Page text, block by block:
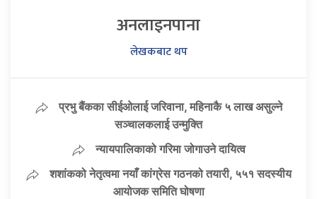
अनलाइनपाना
लेखकबाट थप
प्रभु बैंकका सीईओलाई जरिवाना, महिनाकै ५ लाख असुल्ने
सञ्चालकलाई उन्मुक्ति
न्यायपालिकाको गरिमा जोगाउने दायित्व
शशांकको नेतृत्वमा नयाँ कांग्रेस गठनको तयारी, ५५१ सदस्यीय
आयोजक समिति घोषणा